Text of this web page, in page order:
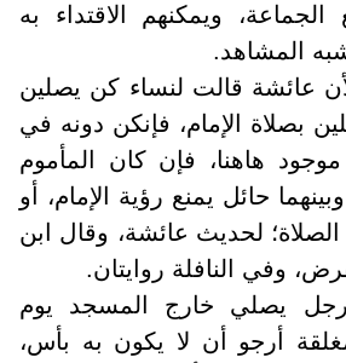
ويمكنهم الاقتداء به
المشاهد.
عائشة قالت لنساء كن يصلين
بصلاة الإمام، فإنكن دونه في
هاهنا، فإن كان المأموم
حائل يمنع رؤية الإمام، أو
لحديث عائشة، وقال ابن
وفي النافلة روايتان.
يصلي خارج المسجد يوم
مغلقة أرجو أن لا يكون به بأس،